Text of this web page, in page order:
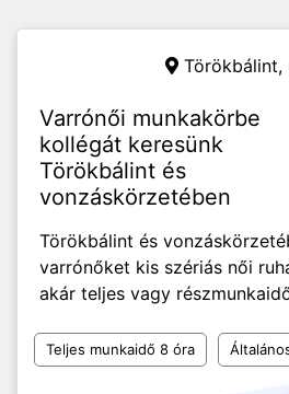
Törökbálint,
Varrónői munkakörbe
kollégát keresünk
Törökbálint és
vonzáskörzetében
Törökbálint és
varrónőket kis szériás női
akár teljes vagy
Teljes munkaidő 8 óra